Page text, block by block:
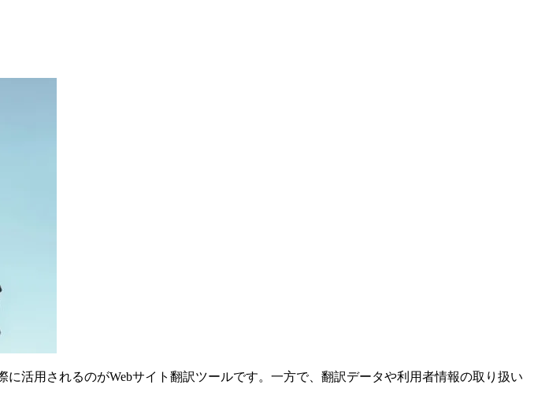
活用されるのがWebサイト翻訳ツールです。一方で、翻訳データや利用者情報の取り扱い